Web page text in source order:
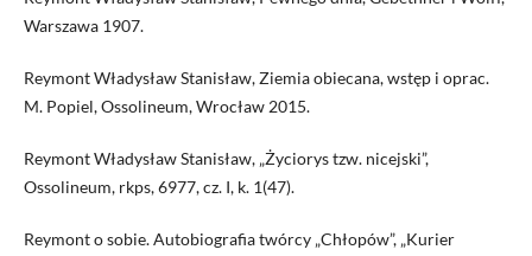
Warszawa 1907.
Reymont Władysław Stanisław, Ziemia obiecana, wstęp i oprac.
M. Popiel, Ossolineum, Wrocław 2015.
Reymont Władysław Stanisław, „Życiorys tzw. nicejski”,
Ossolineum, rkps, 6977, cz. I, k. 1(47).
Reymont o sobie. Autobiografia twórcy „Chłopów”, „Kurier